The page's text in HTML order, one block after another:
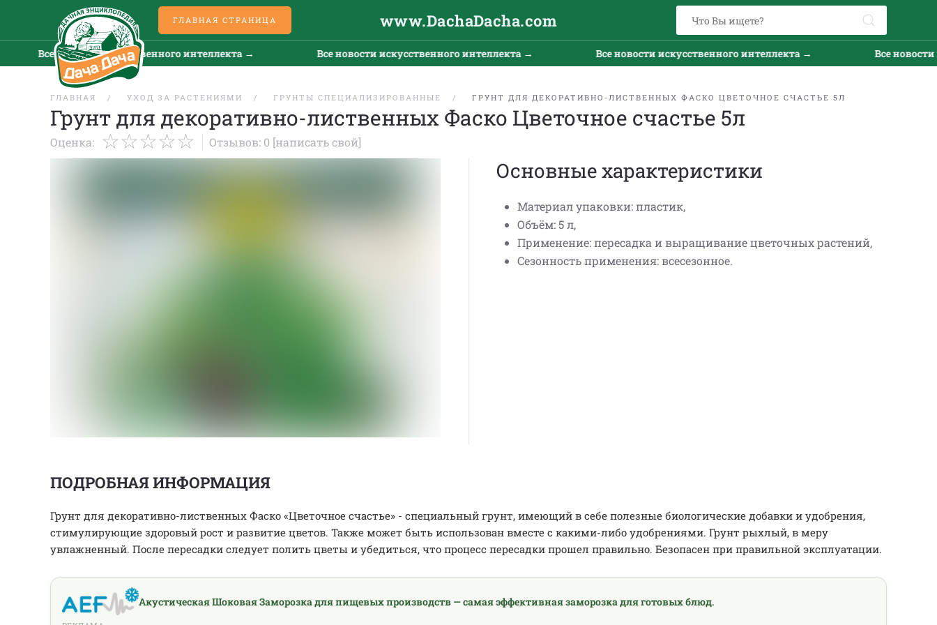
ГЛАВНАЯ СТРАНИЦА www.DachaDacha.com
Все новости искусственного интеллекта → Все новости искусственного интеллекта → Все новости искусственного интеллекта → Все новости
ГЛАВНАЯ УХОД ЗА РАСТЕНИЯМИ ГРУНТЫ СПЕЦИАЛИЗИРОВАННЫЕ ГРУНТ ДЛЯ ДЕКОРАТИВНО-ЛИСТВЕННЫХ ФАСКО ЦВЕТОЧНОЕ СЧАСТЬЕ 5Л
Грунт для декоративно-лиственных Фаско Цветочное счастье 5л
Оценка: Отзывов: 0 [написать свой]
Основные характеристики
Материал упаковки: пластик,
Объём: 5 л,
Применение: пересадка и выращивание цветочных растений,
Сезонность применения: всесезонное.
ПОДРОБНАЯ ИНФОРМАЦИЯ
Грунт для декоративно-лиственных Фаско «Цветочное счастье» - специальный грунт, имеющий в себе полезные биологические добавки и удобрения,
стимулирующие здоровый рост и развитие цветов. Также может быть использован вместе с какими-либо удобрениями. Грунт рыхлый, в меру
увлажненный. После пересадки следует полить цветы и убедиться, что процесс пересадки прошел правильно. Безопасен при правильной эксплуатации.
Акустическая Шоковая Заморозка для пищевых производств — самая эффективная заморозка для готовых блюд.